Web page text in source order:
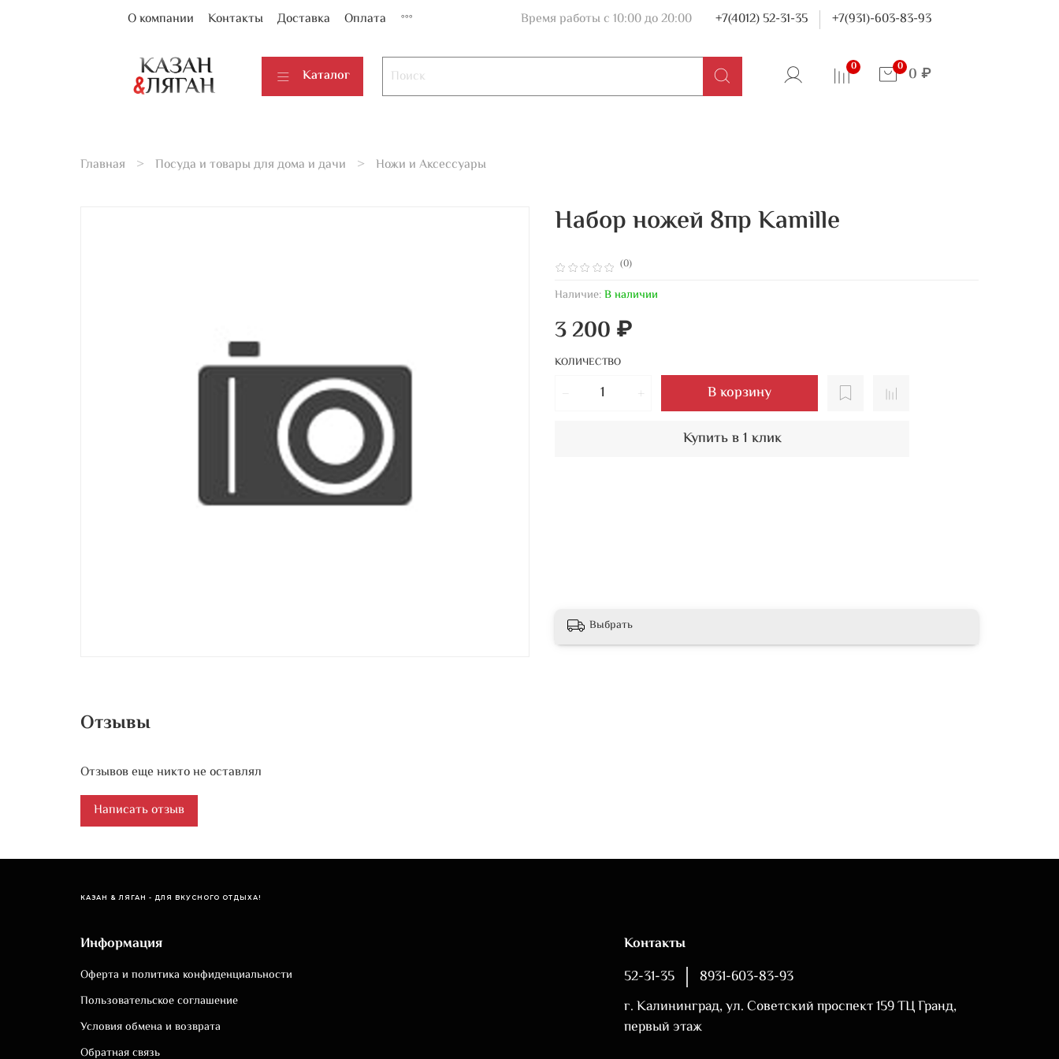
О компании Контакты Доставка Оплата Время работы с 10:00 до 20:00 +7(4012) 52-31-35 +7(931)-603-83-93
Каталог 0 0 0 ₽
Главная Посуда и товары для дома и дачи Ножи и Аксессуары
(0)
Наличие:В наличии
Набор ножей 8пр Kamille
3 200 ₽
КОЛИЧЕСТВО
В корзину
Купить в 1 клик
Выбрать
Отзывы
Отзывов еще никто не оставлял
Написать отзыв
КАЗАН & ЛЯГАН - ДЛЯ ВКУСНОГО ОТДЫХА!
Информация
Оферта и политика конфиденциальности
Пользовательское соглашение
Условия обмена и возврата
Обратная связь
Контакты
52-31-35
8931-603-83-93
г. Калининград, ул. Советский проспект 159 ТЦ Гранд,
первый этаж